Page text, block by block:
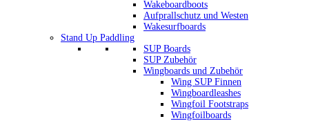
Wakeboardboots
Aufprallschutz und Westen
Wakesurfboards
Stand Up Paddling
SUP Boards
SUP Zubehör
Wingboards und Zubehör
Wing SUP Finnen
Wingboardleashes
Wingfoil Footstraps
Wingfoilboards